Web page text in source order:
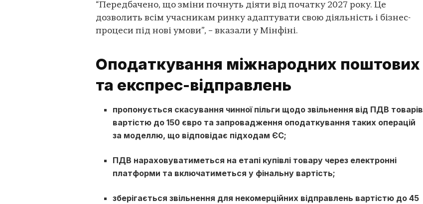
“Передбачено, що зміни почнуть діяти від початку 2027 року. Це
дозволить всім учасникам ринку адаптувати свою діяльність і бізнес-
процеси під нові умови”, – вказали у Мінфіні.
Оподаткування міжнародних поштових
та експрес-відправлень
пропонується скасування чинної пільги щодо звільнення від ПДВ товарів
вартістю до 150 євро та запровадження оподаткування таких операцій
за моделлю, що відповідає підходам ЄС;
ПДВ нараховуватиметься на етапі купівлі товару через електронні
платформи та включатиметься у фінальну вартість;
зберігається звільнення для некомерційних відправлень вартістю до 45